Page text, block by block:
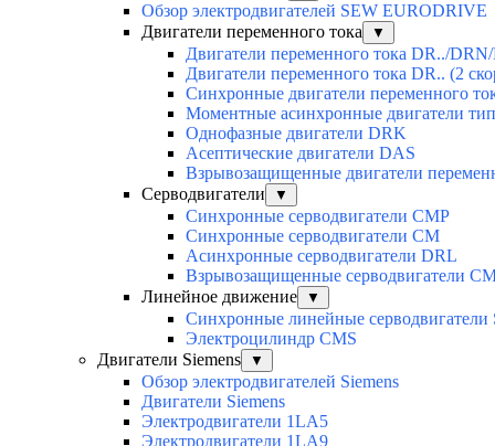
Обзор электродвигателей SEW EURODRIVE
Двигатели переменного тока
▼
Двигатели переменного тока DR../DRN/
Двигатели переменного тока DR.. (2
Синхронные двигатели переменного
Моментные асинхронные двигатели
Однофазные двигатели DRK
Асептические двигатели DAS
Взрывозащищенные двигатели
Серводвигатели
▼
Синхронные серводвигатели CMP
Синхронные серводвигатели CM
Асинхронные серводвигатели DRL
Взрывозащищенные серводвигатели
Линейное движение
▼
Синхронные линейные серводвигатели
Электроцилиндр CMS
Двигатели Siemens
▼
Обзор электродвигателей Siemens
Двигатели Siemens
Электродвигатели 1LA5
Электродвигатели 1LA9